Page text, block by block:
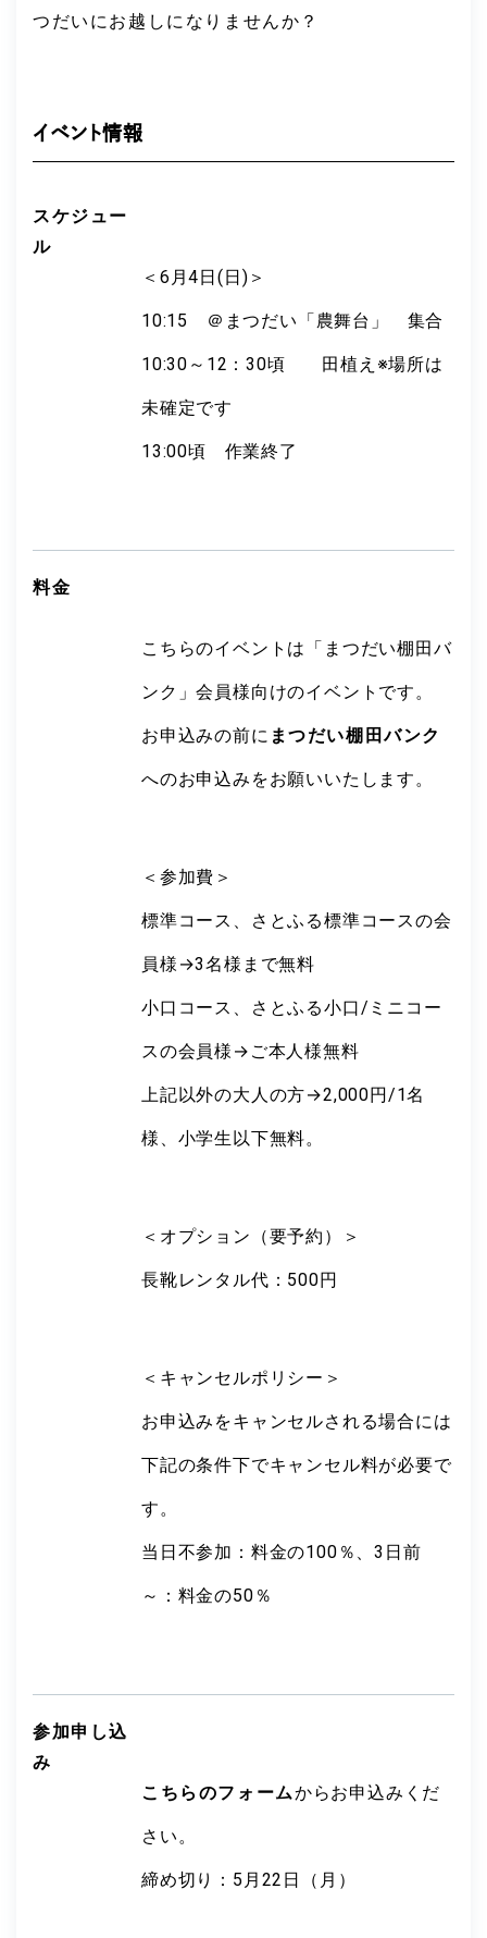
つだいにお越しになりませんか？
イベント情報
スケジュー
ル
＜6月4日(日)＞
10:15 ＠まつだい「農舞台」 集合
10:30～12：30頃 田植え※場所は
未確定です
13:00頃 作業終了
料金
こちらのイベントは「まつだい棚田バ
ンク」会員様向けのイベントです。
お申込みの前に まつだい棚田バンク
へのお申込みをお願いいたします。
＜参加費＞
標準コース、さとふる標準コースの会
員様→3名様まで無料
小口コース、さとふる小口/ミニコー
スの会員様→ご本人様無料
上記以外の大人の方→2,000円/1名
様、小学生以下無料。
＜オプション（要予約）＞
長靴レンタル代：500円
＜キャンセルポリシー＞
お申込みをキャンセルされる場合には
下記の条件下でキャンセル料が必要で
す。
当日不参加：料金の100％、3日前
～：料金の50％
参加申し込
み
こちらのフォームからお申込みくだ
さい。
締め切り：5月22日（月）